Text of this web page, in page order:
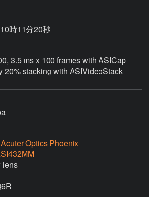
時11分20秒
3.5 ms x 100 frames with ASICap
20% stacking with ASIVideoStack
Acuter Optics Phoenix
lens